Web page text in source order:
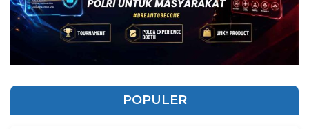
POPULER